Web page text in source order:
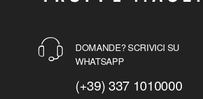
DOMANDE? SCRIVICI SU
WHATSAPP
(+39) 337 1010000